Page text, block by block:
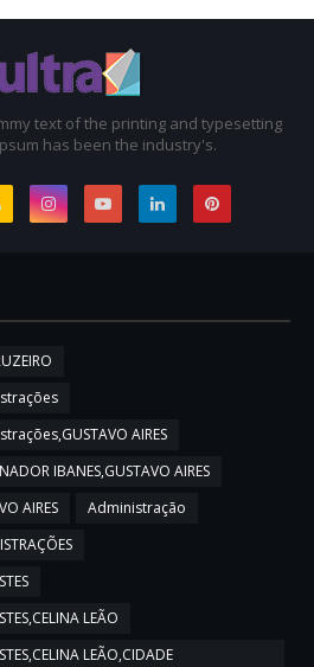
text of the printing and typesetting
has been the industry's.
AIRES
IBANES,GUSTAVO AIRES
AIRES
Administração
LEÃO
LEÃO,CIDADE